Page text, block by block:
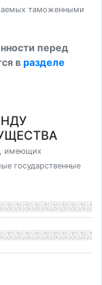
таможенными
перед
в разделе
имеющих
государственные